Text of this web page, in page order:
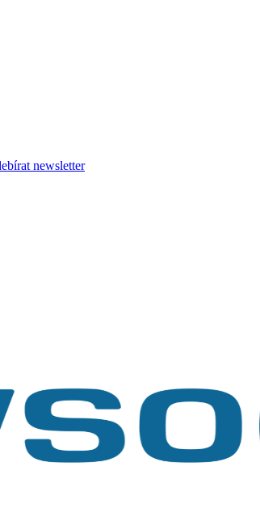
newsletter